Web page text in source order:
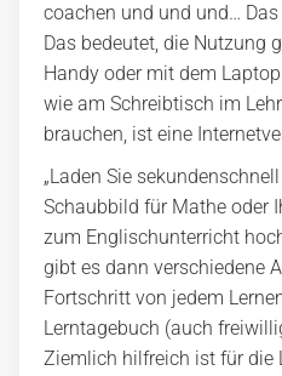
coachen und und und…
Das bedeutet, die Nutzung
Handy oder mit dem
wie am Schreibtisch im
brauchen, ist eine
„Laden Sie
Schaubbild für Mathe oder
zum Englischunterricht
gibt es dann verschiedene
Fortschritt von jedem
Lerntagebuch (auch
Ziemlich hilfreich ist für die